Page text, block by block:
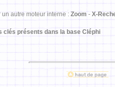
autre moteur interne : Zoom - X-
clés présents dans la base Cléphi